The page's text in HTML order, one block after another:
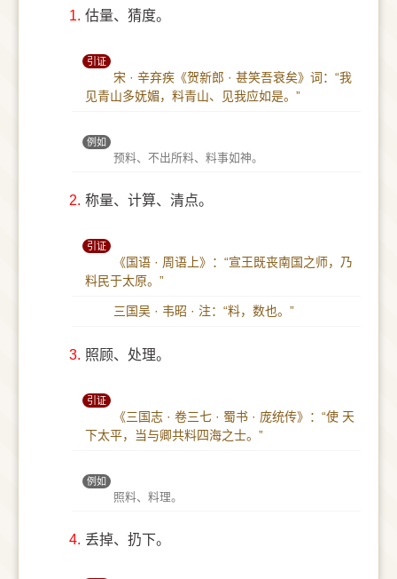
1. 估量、猜度。
引证
宋 · 辛弃疾《贺新郎 · 甚笑吾衰矣》词：“我
见青山多妩媚，料青山、见我应如是。”
例如
预料、不出所料、料事如神。
2. 称量、计算、清点。
引证
《国语 · 周语上》：“宣王既丧南国之师，乃
料民于太原。”
三国吴 · 韦昭 · 注：“料，数也。”
3. 照顾、处理。
引证
《三国志 · 卷三七 · 蜀书 · 庞统传》：“使 天
下太平，当与卿共料四海之士。”
例如
照料、料理。
4. 丢掉、扔下。